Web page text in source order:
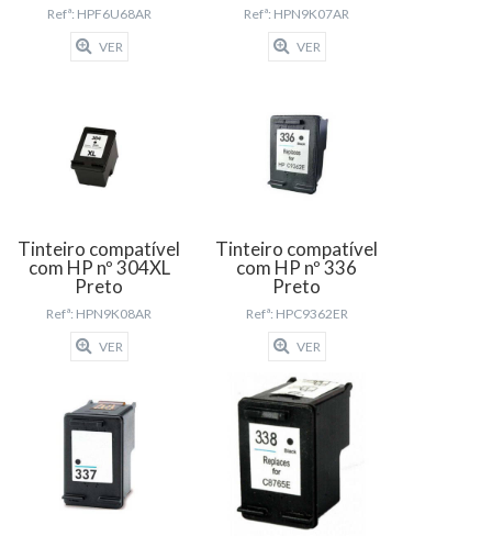
Refª: HPF6U68AR
VER
Refª: HPN9K07AR
VER
Tinteiro compatível
com HP nº 304XL
Preto
Refª: HPN9K08AR
VER
Tinteiro compatível
com HP nº 336
Preto
Refª: HPC9362ER
VER